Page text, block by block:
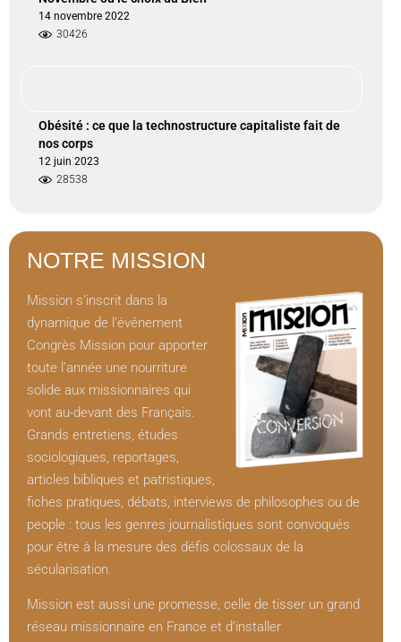
14 novembre 2022
30426
Obésité : ce que la technostructure capitaliste fait de
nos corps
12 juin 2023
28538
NOTRE MISSION
Mission s’inscrit dans la
dynamique de l’événement
Congrès Mission pour apporter
toute l’année une nourriture
solide aux missionnaires qui
vont au-devant des Français.
Grands entretiens, études
sociologiques, reportages,
articles bibliques et patristiques,
fiches pratiques, débats, interviews de philosophes ou de
people : tous les genres journalistiques sont convoqués
pour être à la mesure des défis colossaux de la
sécularisation.
Mission est aussi une promesse, celle de tisser un grand
réseau missionnaire en France et d’installer